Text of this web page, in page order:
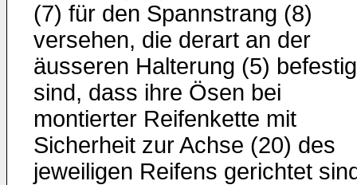
(7) für den Spannstrang (8)
versehen, die derart an der
äusseren Halterung (5)
sind, dass ihre Ösen bei
montierter Reifenkette mit
Sicherheit zur Achse (20) des
jeweiligen Reifens gerichtet